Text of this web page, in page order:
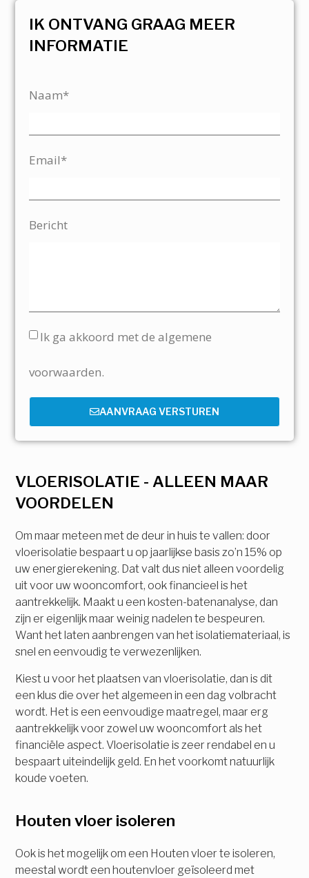
VLOERISOLATIE - ALLEEN MAAR
VOORDELEN
Om maar meteen met de deur in huis te vallen: door
vloerisolatie bespaart u op jaarlijkse basis zo’n 15% op
uw energierekening. Dat valt dus niet alleen voordelig
uit voor uw wooncomfort, ook financieel is het
aantrekkelijk. Maakt u een kosten-batenanalyse, dan
zijn er eigenlijk maar weinig nadelen te bespeuren.
Want het laten aanbrengen van het isolatiemateriaal, is
snel en eenvoudig te verwezenlijken.
Kiest u voor het plaatsen van vloerisolatie, dan is dit
een klus die over het algemeen in een dag volbracht
wordt. Het is een eenvoudige maatregel, maar erg
aantrekkelijk voor zowel uw wooncomfort als het
financiële aspect. Vloerisolatie is zeer rendabel en u
bespaart uiteindelijk geld. En het voorkomt natuurlijk
koude voeten.
Houten vloer isoleren
Ook is het mogelijk om een Houten vloer te isoleren,
meestal wordt een houtenvloer geïsoleerd met
IK ONTVANG GRAAG MEER
INFORMATIE
Naam*
Email*
Bericht
Ik ga akkoord met de algemene
voorwaarden.
AANVRAAG VERSTUREN